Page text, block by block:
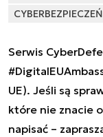
Serwis
UE). Jeśli są
które nie znacie
napisać –